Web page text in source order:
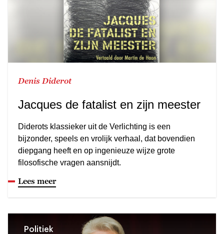
Denis Diderot
Jacques de fatalist en zijn meester
Diderots klassieker uit de Verlichting is een
bijzonder, speels en vrolijk verhaal, dat bovendien
diepgang heeft en op ingenieuze wijze grote
filosofische vragen aansnijdt.
Lees meer
Politiek